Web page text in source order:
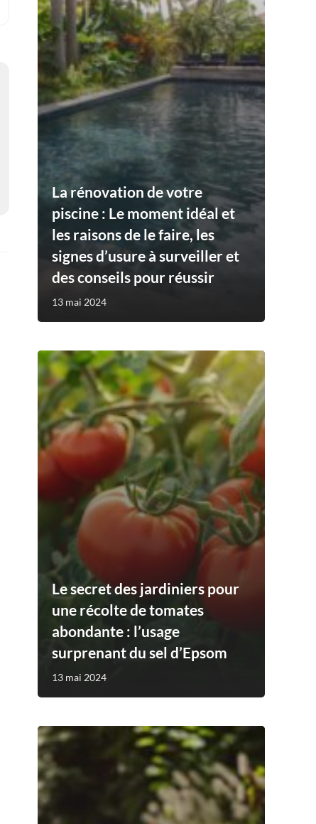
La rénovation de votre
piscine : Le moment idéal et
les raisons de le faire, les
signes d’usure à surveiller et
des conseils pour réussir
13 mai 2024
Le secret des jardiniers pour
une récolte de tomates
abondante : l’usage
surprenant du sel d’Epsom
13 mai 2024